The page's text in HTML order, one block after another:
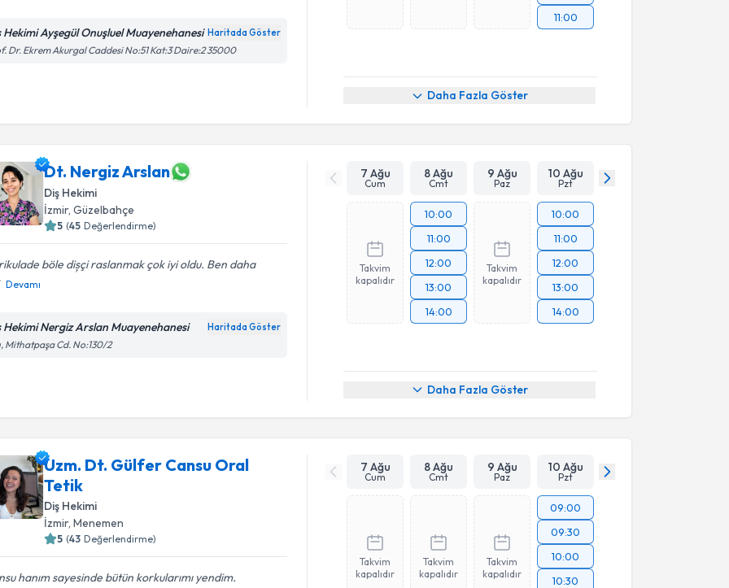
Hekimi Ayşegül Onuşluel Muayenehanesi Haritada Göster
Dr. Ekrem Akurgal Caddesi No:51 Kat:3 Daire:2 35000
11:00
Daha Fazla Göster
Dt. Nergiz Arslan
Diş Hekimi
İzmir, Güzelbahçe
5 (45 Değerlendirme)
böle dișçi raslanmak çok iyi oldu. Ben daha
Devamı
Hekimi Nergiz Arslan Muayenehanesi Haritada Göster
Mithatpaşa Cd. No:130/2
7 Ağu
Cum
8 Ağu
Cmt
9 Ağu
Paz
10 Ağu
Pzt
Takvim
kapalıdır
10:00
11:00
12:00
13:00
14:00
Takvim
kapalıdır
10:00
11:00
12:00
13:00
14:00
Daha Fazla Göster
Uzm. Dt. Gülfer Cansu Oral
Tetik
Diş Hekimi
İzmir, Menemen
5 (43 Değerlendirme)
hanım sayesinde bütün korkularımı yendim.
7 Ağu
Cum
8 Ağu
Cmt
9 Ağu
Paz
10 Ağu
Pzt
Takvim
kapalıdır
Takvim
kapalıdır
Takvim
kapalıdır
09:00
09:30
10:00
10:30